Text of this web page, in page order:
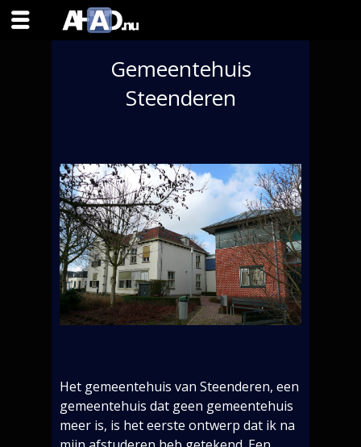
Gemeentehuis
Steenderen
Het gemeentehuis van Steenderen, een
gemeentehuis dat geen gemeentehuis
meer is, is het eerste ontwerp dat ik na